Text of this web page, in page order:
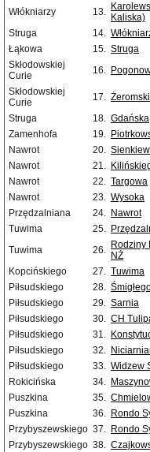
Włókniarzy 13. Kaliska)
Struga 14.
Łąkowa
15. Struga
Skłodowskiej
Curie
16.
Skłodowskiej
Curie
17.
Struga 18. Gdańska
Zamenhofa
19.
Nawrot
20.
Nawrot
21.
Nawrot
22. Targowa
Nawrot
23. Wysoka
Przędzalniana
24. Nawrot
Tuwima
25.
Tuwima
26. Rodziny
NŻ
Kopcińskiego 27. Tuwima
Piłsudskiego
28.
Piłsudskiego
29. Sarnia
Piłsudskiego
30. CH
Piłsudskiego
31.
Piłsudskiego
32.
Piłsudskiego
33. Widzew
Rokicińska
34.
Puszkina
35.
Puszkina
36. Rondo
Przybyszewskiego 37. Rondo
Przybyszewskiego 38.